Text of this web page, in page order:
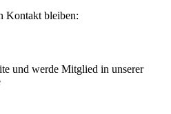
Kontakt bleiben:
und werde Mitglied in unserer